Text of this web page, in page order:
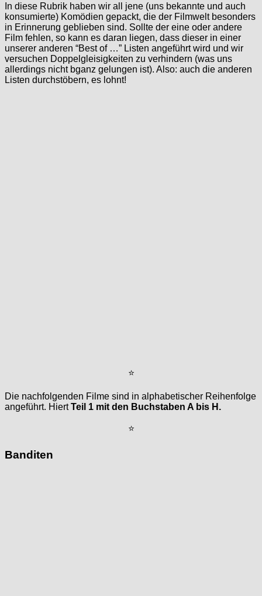
In diese Rubrik haben wir all jene (uns bekannte und auch
konsumierte) Komödien gepackt, die der Filmwelt besonders
in Erinnerung geblieben sind. Sollte der eine oder andere
Film fehlen, so kann es daran liegen, dass dieser in einer
unserer anderen “Best of …” Listen angeführt wird und wir
versuchen Doppelgleisigkeiten zu verhindern (was uns
allerdings nicht bganz gelungen ist). Also: auch die anderen
Listen durchstöbern, es lohnt!
⭐
Die nachfolgenden Filme sind in alphabetischer Reihenfolge
angeführt. HiertTeil 1 mit den Buchstaben A bis H.
⭐
Banditen